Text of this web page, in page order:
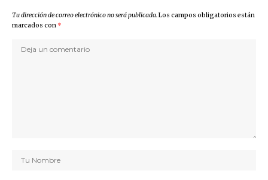
Tu dirección de correo electrónico no será publicada.Los campos obligatorios están
marcados con *